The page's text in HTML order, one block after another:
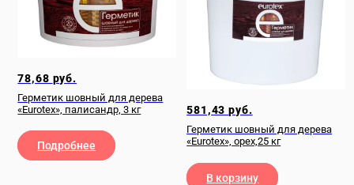
78,68 руб.
Герметик шовный для дерева
«Eurotex», палисандр, 3 кг
Подробнее
581,43руб.
Герметик шовный для дерева
«Eurotex», орех,25 кг
В корзину